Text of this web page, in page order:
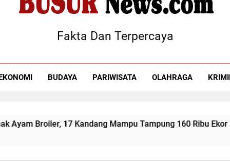
HR-V PELAT PUTIH “HANTU” NONGOL DI KEJARI BLORA: NOPOL
KASI INTEL
Pemerintah Pusat Gelontorkan Rp38,22
Fakta Dan Terpercaya
BUDAYA PARIWISATA OLAHRAGA
Mampu Tampung 160 Ribu Ekor Dorong Ekonomi Desa